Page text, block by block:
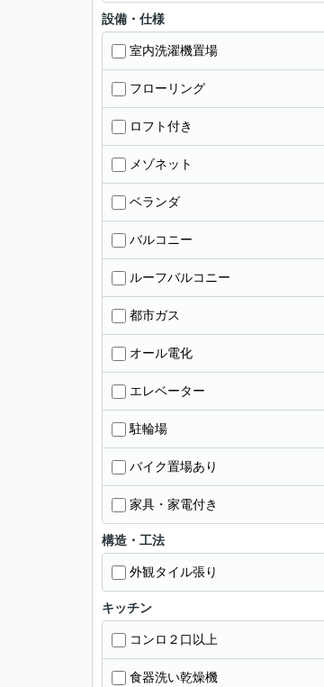
設備・仕様
室内洗濯機置場
フローリング
ロフト付き
メゾネット
ベランダ
バルコニー
ルーフバルコニー
都市ガス
オール電化
エレベーター
駐輪場
バイク置場あり
家具・家電付き
構造・工法
外観タイル張り
キッチン
コンロ２口以上
食器洗い乾燥機